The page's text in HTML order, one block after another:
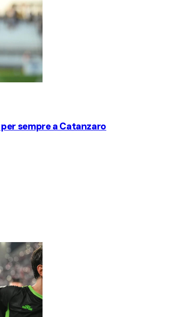
sempre a Catanzaro